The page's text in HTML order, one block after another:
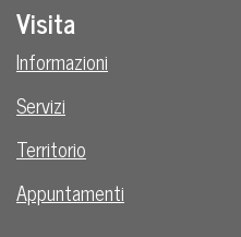
Visita
Informazioni
Servizi
Territorio
Appuntamenti